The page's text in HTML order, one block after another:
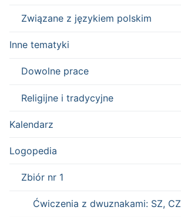
Związane z językiem polskim
Inne tematyki
Dowolne prace
Religijne i tradycyjne
Kalendarz
Logopedia
Zbiór nr 1
Ćwiczenia z dwuznakami: SZ, CZ